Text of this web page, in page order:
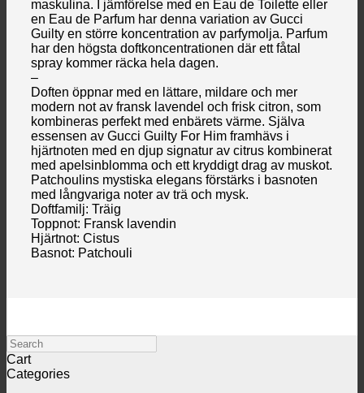
maskulina. I jämförelse med en Eau de Toilette eller
en Eau de Parfum har denna variation av Gucci
Guilty en större koncentration av parfymolja. Parfum
har den högsta doftkoncentrationen där ett fåtal
spray kommer räcka hela dagen.
–
Doften öppnar med en lättare, mildare och mer
modern not av fransk lavendel och frisk citron, som
kombineras perfekt med enbärets värme. Själva
essensen av Gucci Guilty For Him framhävs i
hjärtnoten med en djup signatur av citrus kombinerat
med apelsinblomma och ett kryddigt drag av muskot.
Patchoulins mystiska elegans förstärks i basnoten
med långvariga noter av trä och mysk.
Doftfamilj: Träig
Toppnot: Fransk lavendin
Hjärtnot: Cistus
Basnot: Patchouli
Search
Cart
Categories